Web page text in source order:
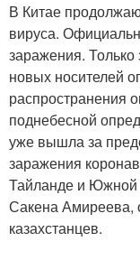
В Китае
вируса.
заражения.
новых носителей
распространения
поднебесной
уже вышла за
заражения
Тайланде и
Сакена Амиреева,
казахстанцев.